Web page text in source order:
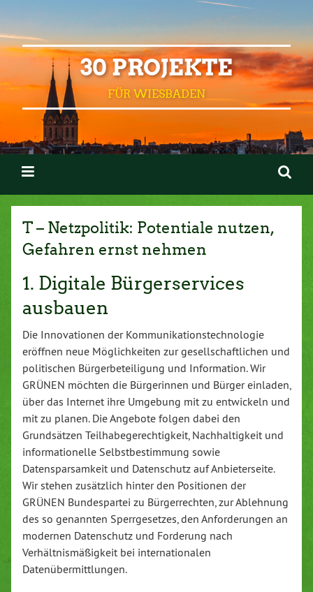
30 PROJEKTE
FÜR WIESBADEN
T – Netzpolitik: Potentiale nutzen,
Gefahren ernst nehmen
1. Digitale Bürgerservices
ausbauen
Die Innovationen der Kommunikationstechnologie
eröffnen neue Möglichkeiten zur gesellschaftlichen und
politischen Bürgerbeteiligung und Information. Wir
GRÜNEN möchten die Bürgerinnen und Bürger einladen,
über das Internet ihre Umgebung mit zu entwickeln und
mit zu planen. Die Angebote folgen dabei den
Grundsätzen Teilhabegerechtigkeit, Nachhaltigkeit und
informationelle Selbstbestimmung sowie
Datensparsamkeit und Datenschutz auf Anbieterseite.
Wir stehen zusätzlich hinter den Positionen der
GRÜNEN Bundespartei zu Bürgerrechten, zur Ablehnung
des so genannten Sperrgesetzes, den Anforderungen an
modernen Datenschutz und Forderung nach
Verhältnismäßigkeit bei internationalen
Datenübermittlungen.